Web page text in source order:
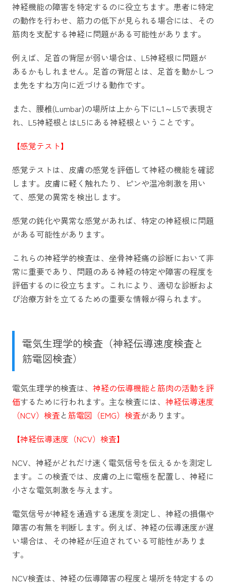
神経機能の障害を特定するのに役立ちます。患者に特定
の動作を行わせ、筋力の低下が見られる場合には、その
筋肉を支配する神経に問題がある可能性があります。
例えば、足首の背屈が弱い場合は、L5神経根に問題が
あるかもしれません。足首の背屈とは、足首を動かしつ
ま先をすね方向に近づける動作です。
また、腰椎(Lumbar)の場所は上から下にL1～L5で表現さ
れ、L5神経根とはL5にある神経根ということです。
【感覚テスト】
感覚テストは、皮膚の感覚を評価して神経の機能を確認
します。皮膚に軽く触れたり、ピンや温冷刺激を用い
て、感覚の異常を検出します。
感覚の鈍化や異常な感覚があれば、特定の神経根に問題
がある可能性があります。
これらの神経学的検査は、坐骨神経痛の診断において非
常に重要であり、問題のある神経の特定や障害の程度を
評価するのに役立ちます。これにより、適切な診断およ
び治療方針を立てるための重要な情報が得られます。
電気生理学的検査（神経伝導速度検査と
筋電図検査）
電気生理学的検査は、 神経の伝導機能と筋肉の活動を評
価するために行われます。主な検査には、 神経伝導速度
（NCV）検査と筋電図（EMG）検査があります。
【神経伝導速度（NCV）検査】
NCV、神経がどれだけ速く電気信号を伝えるかを測定し
ます。この検査では、皮膚の上に電極を配置し、神経に
小さな電気刺激を与えます。
電気信号が神経を通過する速度を測定し、神経の損傷や
障害の有無を判断します。例えば、神経の伝導速度が遅
い場合は、その神経が圧迫されている可能性がありま
す。
NCV検査は、神経の伝導障害の程度と場所を特定するの